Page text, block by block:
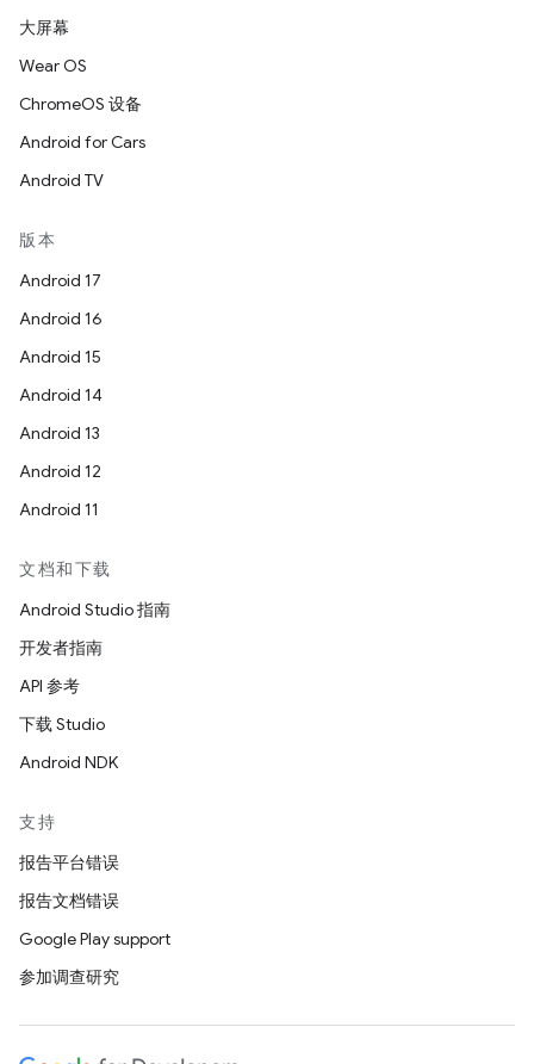
大屏幕
Wear OS
ChromeOS 设备
Android for Cars
Android TV
版本
Android 17
Android 16
Android 15
Android 14
Android 13
Android 12
Android 11
文档和下载
Android Studio 指南
开发者指南
API 参考
下载 Studio
Android NDK
支持
报告平台错误
报告文档错误
Google Play support
参加调查研究